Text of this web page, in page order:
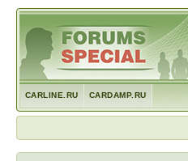
CARLINE.RU CARDAMP.RU